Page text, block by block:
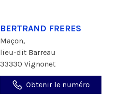
BERTRAND FRERES
Maçon,
lieu-dit Barreau
33330 Vignonet
Obtenir le numéro